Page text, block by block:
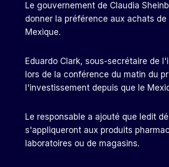
Le gouvernement de Claudia
donner la préférence aux achats
Mexique.
Eduardo Clark, sous-secrétaire de
lors de la conférence du matin du
l'investissement depuis que le
Le responsable a ajouté que ledit
s'appliqueront aux produits
laboratoires ou de magasins.